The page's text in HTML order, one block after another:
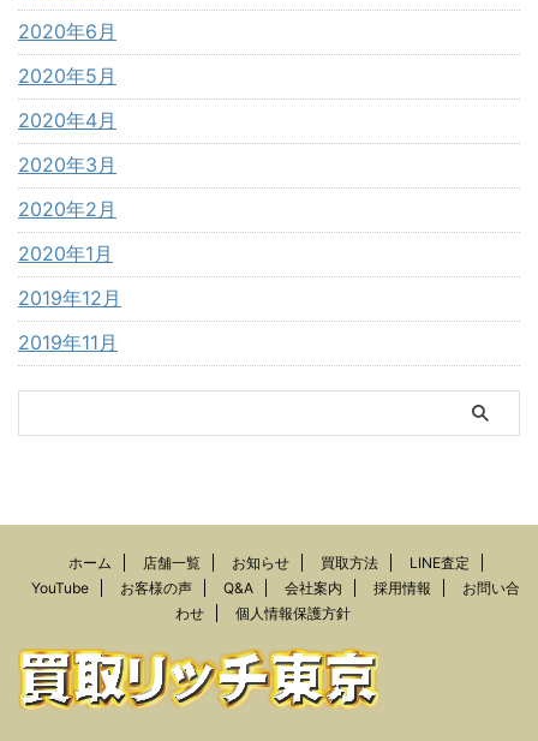
2020年6月
2020年5月
2020年4月
2020年3月
2020年2月
2020年1月
2019年12月
2019年11月
ホーム 店舗一覧 お知らせ 買取方法
LINE査定
YouTube
お客様の声 Q&A 会社案内 採用情報
お問い合
わせ
個人情報保護方針